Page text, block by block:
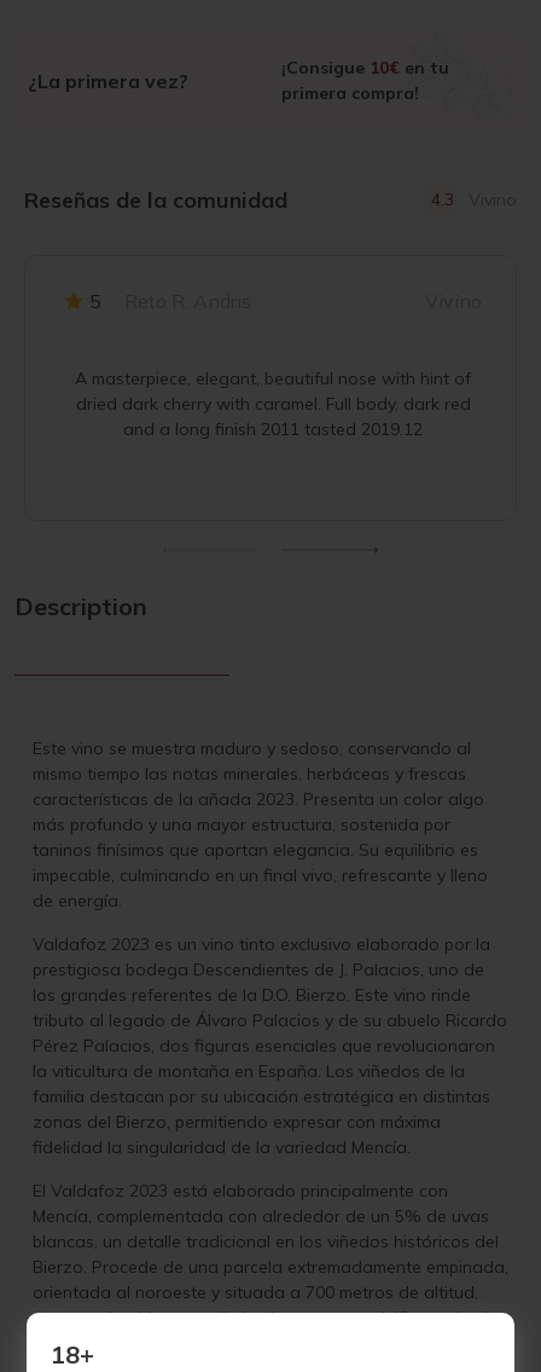
18+
¿La primera vez?
¡Consigue 10€ en tu
primera compra!
Reseñas de la comunidad 4.3 Vivino
5
A masterpiece, elegant, beautiful nose with hint of
dried dark cherry with caramel. Full body, dark red
and a long finish 2011 tasted 2019.12
Description
Este vino se muestra maduro y sedoso, conservando al
mismo tiempo las notas minerales, herbáceas y frescas
características de la añada 2023. Presenta un color algo
más profundo y una mayor estructura, sostenida por
taninos finísimos que aportan elegancia. Su equilibrio es
impecable, culminando en un final vivo, refrescante y lleno
de energía.
Valdafoz 2023 es un vino tinto exclusivo elaborado por la
prestigiosa bodega Descendientes de J. Palacios, uno de
los grandes referentes de la D.O. Bierzo. Este vino rinde
tributo al legado de Álvaro Palacios y de su abuelo Ricardo
Pérez Palacios, dos figuras esenciales que revolucionaron
la viticultura de montaña en España. Los viñedos de la
familia destacan por su ubicación estratégica en distintas
zonas del Bierzo, permitiendo expresar con máxima
fidelidad la singularidad de la variedad Mencía.
El Valdafoz 2023 está elaborado principalmente con
Mencía, complementada con alrededor de un 5% de uvas
blancas, un detalle tradicional en los viñedos históricos del
Bierzo. Procede de una parcela extremadamente empinada,
orientada al noroeste y situada a 700 metros de altitud,
cuya producción es tan limitada que no se vinifica todos los
años. Esta orientación y altitud confieren al vino una